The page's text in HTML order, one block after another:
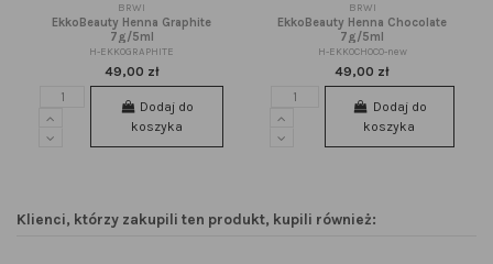
BRWI
EkkoBeauty Henna Graphite
7g/5ml
H-EKKOGRAPHITE
49,00 zł
Dodaj do
koszyka
BRWI
EkkoBeauty Henna Chocolate
7g/5ml
H-EKKOCHOCO-new
49,00 zł
Dodaj do
koszyka
Klienci, którzy zakupili ten produkt, kupili również: